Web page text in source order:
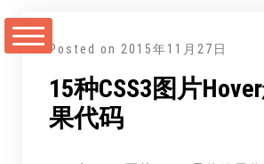
至
Posted on 2015年11月27日
15种CSS3图片
果代码